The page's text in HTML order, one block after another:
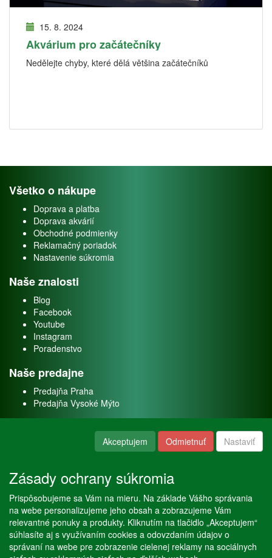
15. 8. 2024
Akvárium pro začátečníky
Nedělejte chyby, které dělá většina začátečníků
Všetko o nákupe
Doprava a platba
Doprava akvárií
Obchodné podmienky
Reklamačný poriadok
Nastavenie súkromia
Naše znalosti
Blog
Facebook
Youtube
Instagram
Poradenstvo
Naše predajne
Predajňa Praha
Predajňa Vysoké Mýto
Naše služby
Servis
Predaj akváriových rýb
Predaj akváriových rastlín
Akceptujem Odmietnuť Nastaviť
Zásady ochrany súkromia
Prispôsobujeme sa Vám na mieru. Na základe Vášho správania
na webe personalizujeme jeho obsah a zobrazujeme Vám
relevantné ponuky a produkty. Kliknutím na tlačidlo „Akceptujem“
súhlasíte aj s využívaním cookies a odovzdaním údajov o
správaní na webe pre zobrazenie cielenej reklamy na sociálnych